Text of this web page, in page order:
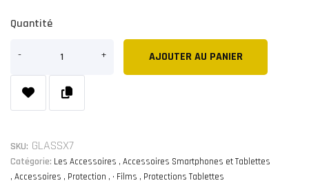
Quantité
AJOUTER AU PANIER
SKU: GLASSX7
Catégorie: Les Accessoires
Accessoires Smartphones et Tablettes
Accessoires
Protection • Films Protections Tablettes